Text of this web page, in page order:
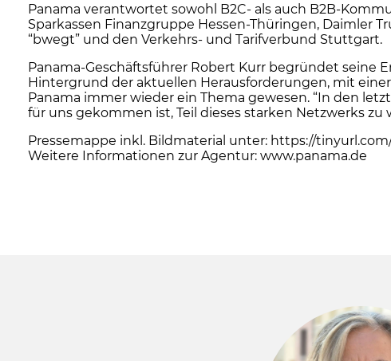
Panama verantwortet sowohl B2C- als auch B2B-
Sparkassen Finanzgruppe Hessen-Thüringen, Daimler
“bwegt” und den Verkehrs- und Tarifverbund Stuttgart.
Panama-Geschäftsführer Robert Kurr begründet seine
Hintergrund der aktuellen Herausforderungen, mit
Panama immer wieder ein Thema gewesen. “In den
für uns gekommen ist, Teil dieses starken Netzwerks zu
Pressemappe inkl. Bildmaterial unter: https://
Weitere Informationen zur Agentur: www.panama.de